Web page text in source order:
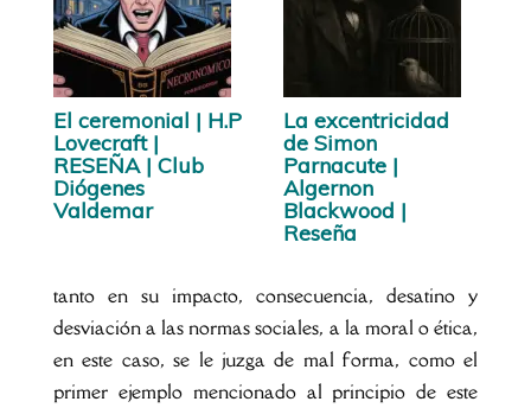
El ceremonial | H.P
Lovecraft |
RESEÑA | Club
Diógenes
Valdemar
La excentricidad
de Simon
Parnacute |
Algernon
Blackwood |
Reseña
tanto en su impacto, consecuencia, desatino y
desviación a las normas sociales, a la moral o ética,
en este caso, se le juzga de mal forma, como el
primer ejemplo mencionado al principio de este